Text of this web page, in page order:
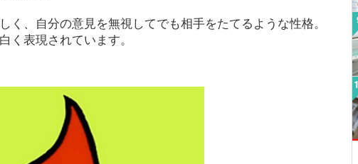
く、自分の意見を無視してでも相手をたてるような性格。
く表現されています。